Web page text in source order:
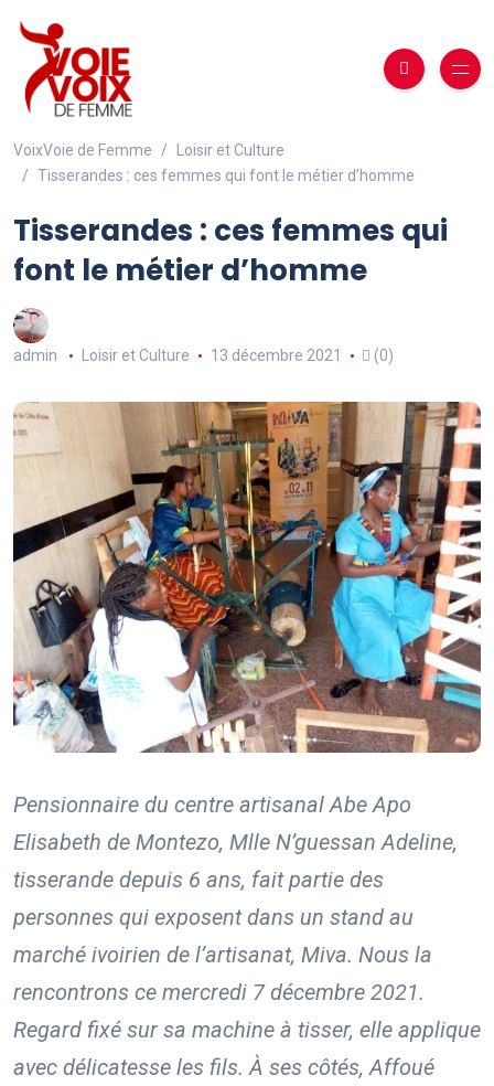
VoixVoie de Femme
Loisir et Culture
Tisserandes : ces femmes qui font le métier d’homme
Tisserandes : ces femmes qui
font le métier d’homme
admin Loisir et Culture 13 décembre 2021 (0)
Pensionnaire du centre artisanal Abe Apo
Elisabeth de Montezo, Mlle N’guessan Adeline,
tisserande depuis 6 ans, fait partie des
personnes qui exposent dans un stand au
marché ivoirien de l’artisanat, Miva. Nous la
rencontrons ce mercredi 7 décembre 2021.
Regard fixé sur sa machine à tisser, elle applique
avec délicatesse les fils. À ses côtés, Affoué